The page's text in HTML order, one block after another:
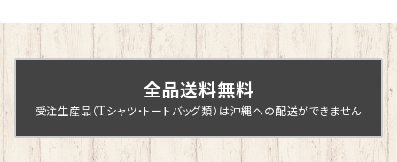
全品送料無料
受注生産品（Tシャツ・トートバッグ類）は沖縄への配送ができません